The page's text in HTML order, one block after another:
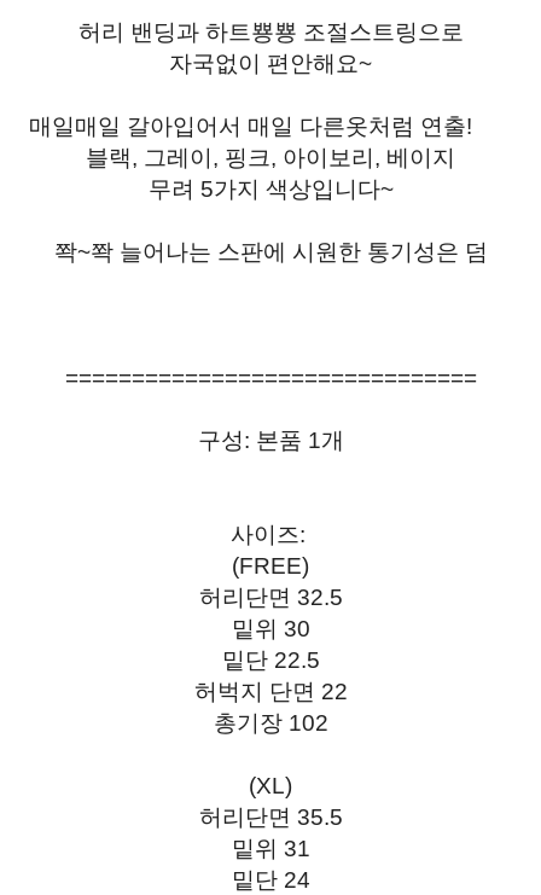
허리 밴딩과 하트뿅뿅 조절스트링으로
자국없이 편안해요~
매일매일 갈아입어서 매일 다른옷처럼 연출!
블랙, 그레이, 핑크, 아이보리, 베이지
무려 5가지 색상입니다~
쫙~쫙 늘어나는 스판에 시원한 통기성은 덤
===============================
구성: 본품 1개
사이즈:
(FREE)
허리단면 32.5
밑위 30
밑단 22.5
허벅지 단면 22
총기장 102
(XL)
허리단면 35.5
밑위 31
밑단 24